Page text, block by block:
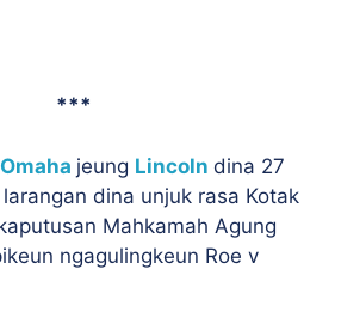
***
Omaha jeung Lincoln dina 27
dina unjuk rasa Kotak
Mahkamah Agung
ngagulingkeun Roe v